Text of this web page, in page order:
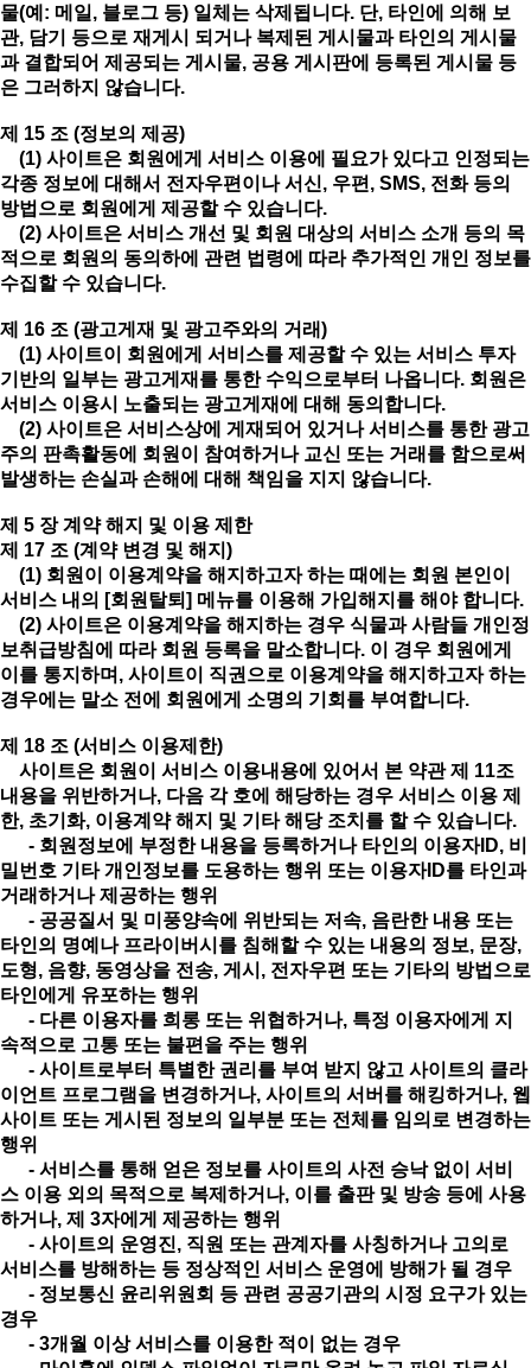
물(예: 메일, 블로그 등) 일체는 삭제됩니다. 단, 타인에 의해 보
관, 담기 등으로 재게시 되거나 복제된 게시물과 타인의 게시물
과 결합되어 제공되는 게시물, 공용 게시판에 등록된 게시물 등
은 그러하지 않습니다.
제 15 조 (정보의 제공)
(1) 사이트은 회원에게 서비스 이용에 필요가 있다고 인정되는
각종 정보에 대해서 전자우편이나 서신, 우편, SMS, 전화 등의
방법으로 회원에게 제공할 수 있습니다.
(2) 사이트은 서비스 개선 및 회원 대상의 서비스 소개 등의 목
적으로 회원의 동의하에 관련 법령에 따라 추가적인 개인 정보를
수집할 수 있습니다.
제 16 조 (광고게재 및 광고주와의 거래)
(1) 사이트이 회원에게 서비스를 제공할 수 있는 서비스 투자
기반의 일부는 광고게재를 통한 수익으로부터 나옵니다. 회원은
서비스 이용시 노출되는 광고게재에 대해 동의합니다.
(2) 사이트은 서비스상에 게재되어 있거나 서비스를 통한 광고
주의 판촉활동에 회원이 참여하거나 교신 또는 거래를 함으로써
발생하는 손실과 손해에 대해 책임을 지지 않습니다.
제 5 장 계약 해지 및 이용 제한
제 17 조 (계약 변경 및 해지)
(1) 회원이 이용계약을 해지하고자 하는 때에는 회원 본인이
서비스 내의 [회원탈퇴] 메뉴를 이용해 가입해지를 해야 합니다.
(2) 사이트은 이용계약을 해지하는 경우 식물과 사람들 개인정
보취급방침에 따라 회원 등록을 말소합니다. 이 경우 회원에게
이를 통지하며, 사이트이 직권으로 이용계약을 해지하고자 하는
경우에는 말소 전에 회원에게 소명의 기회를 부여합니다.
제 18 조 (서비스 이용제한)
사이트은 회원이 서비스 이용내용에 있어서 본 약관 제 11조
내용을 위반하거나, 다음 각 호에 해당하는 경우 서비스 이용 제
한, 초기화, 이용계약 해지 및 기타 해당 조치를 할 수 있습니다.
- 회원정보에 부정한 내용을 등록하거나 타인의 이용자ID, 비
밀번호 기타 개인정보를 도용하는 행위 또는 이용자ID를 타인과
거래하거나 제공하는 행위
- 공공질서 및 미풍양속에 위반되는 저속, 음란한 내용 또는
타인의 명예나 프라이버시를 침해할 수 있는 내용의 정보, 문장,
도형, 음향, 동영상을 전송, 게시, 전자우편 또는 기타의 방법으로
타인에게 유포하는 행위
- 다른 이용자를 희롱 또는 위협하거나, 특정 이용자에게 지
속적으로 고통 또는 불편을 주는 행위
- 사이트로부터 특별한 권리를 부여 받지 않고 사이트의 클라
이언트 프로그램을 변경하거나, 사이트의 서버를 해킹하거나, 웹
사이트 또는 게시된 정보의 일부분 또는 전체를 임의로 변경하는
행위
- 서비스를 통해 얻은 정보를 사이트의 사전 승낙 없이 서비
스 이용 외의 목적으로 복제하거나, 이를 출판 및 방송 등에 사용
하거나, 제 3자에게 제공하는 행위
- 사이트의 운영진, 직원 또는 관계자를 사칭하거나 고의로
서비스를 방해하는 등 정상적인 서비스 운영에 방해가 될 경우
- 정보통신 윤리위원회 등 관련 공공기관의 시정 요구가 있는
경우
- 3개월 이상 서비스를 이용한 적이 없는 경우